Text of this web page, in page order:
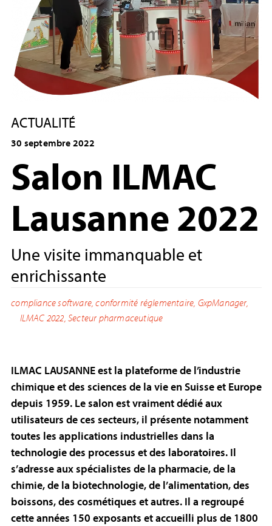
ACTUALITÉ
30 septembre 2022
Salon ILMAC
Lausanne 2022
Une visite immanquable et
enrichissante
compliance software,conformité réglementaire, GxpManager,
ILMAC 2022, Secteur pharmaceutique
ILMAC LAUSANNE est la plateforme de l’industrie
chimique et des sciences de la vie en Suisse et Europe
depuis 1959. Le salon est vraiment dédié aux
utilisateurs de ces secteurs, il présente notamment
toutes les applications industrielles dans la
technologie des processus et des laboratoires. Il
s’adresse aux spécialistes de la pharmacie, de la
chimie, de la biotechnologie, de l’alimentation, des
boissons, des cosmétiques et autres. Il a regroupé
cette années 150 exposants et accueilli plus de 1800